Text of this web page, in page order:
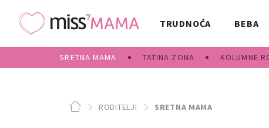
TRUDNOĆA BEBA
SRETNA MAMA TATINA ZONA KOLUMNE
RODITELJI SRETNA MAMA